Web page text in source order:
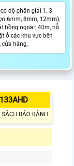
độ phân giải 1. 3
6mm, 8mm, 12mm).
hồng ngoại: 40m, hỗ
ở các khu vực bên
cửa hàng,
BẢO HÀNH